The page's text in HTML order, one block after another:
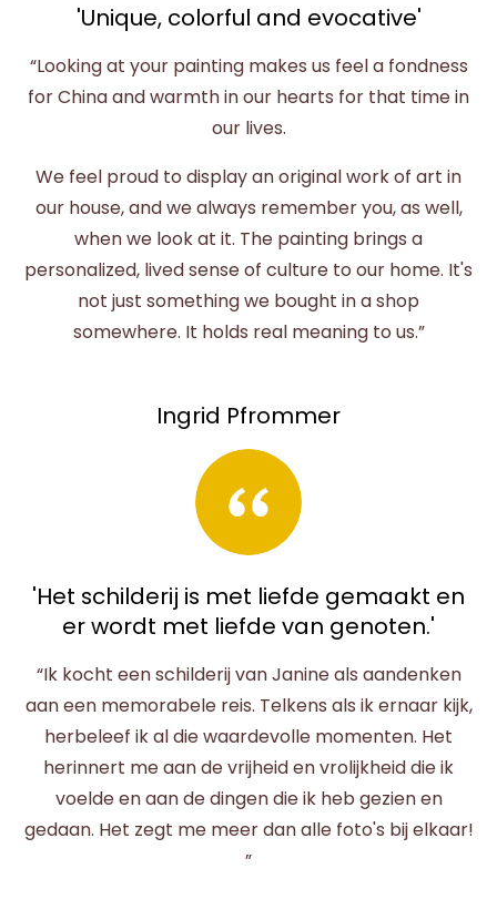
'Unique, colorful and evocative'
“Looking at your painting makes us feel a fondness
for China and warmth in our hearts for that time in
our lives.
We feel proud to display an original work of art in
our house, and we always remember you, as well,
when we look at it. The painting brings a
personalized, lived sense of culture to our home. It's
not just something we bought in a shop
somewhere. It holds real meaning to us.”
Ingrid Pfrommer
'Het schilderij is met liefde gemaakt en
er wordt met liefde van genoten.'
“Ik kocht een schilderij van Janine als aandenken
aan een memorabele reis. Telkens als ik ernaar kijk,
herbeleef ik al die waardevolle momenten. Het
herinnert me aan de vrijheid en vrolijkheid die ik
voelde en aan de dingen die ik heb gezien en
gedaan. Het zegt me meer dan alle foto's bij elkaar!
”